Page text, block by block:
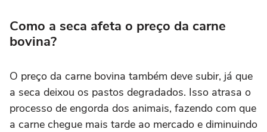
Como a seca afeta o preço da carne
bovina?
O preço da carne bovina também deve subir, já que
a seca deixou os pastos degradados. Isso atrasa o
processo de engorda dos animais, fazendo com que
a carne chegue mais tarde ao mercado e diminuindo